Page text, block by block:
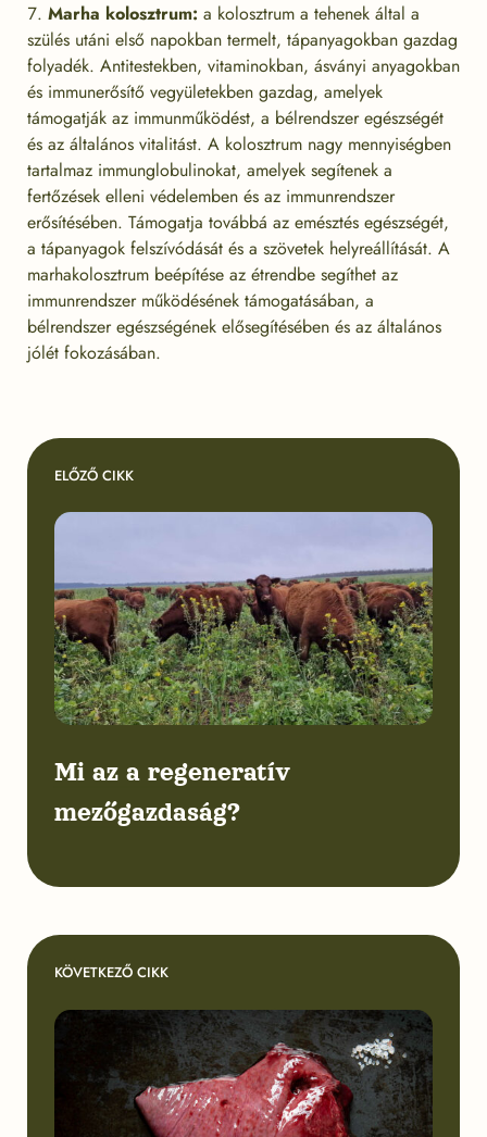
Marha kolosztrum: a kolosztrum a tehenek által a
szülés utáni első napokban termelt, tápanyagokban gazdag
folyadék. Antitestekben, vitaminokban, ásványi anyagokban
és immunerősítő vegyületekben gazdag, amelyek
támogatják az immunműködést, a bélrendszer egészségét
és az általános vitalitást. A kolosztrum nagy mennyiségben
tartalmaz immunglobulinokat, amelyek segítenek a
fertőzések elleni védelemben és az immunrendszer
erősítésében. Támogatja továbbá az emésztés egészségét,
a tápanyagok felszívódását és a szövetek helyreállítását. A
marhakolosztrum beépítése az étrendbe segíthet az
immunrendszer működésének támogatásában, a
bélrendszer egészségének elősegítésében és az általános
jólét fokozásában.
ELŐZŐ CIKK
Mi az a regeneratív
mezőgazdaság?
KÖVETKEZŐ CIKK